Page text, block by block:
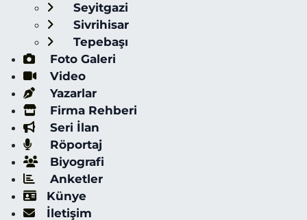
Seyitgazi
Sivrihisar
Tepebaşı
Foto Galeri
Video
Yazarlar
Firma Rehberi
Seri İlan
Röportaj
Biyografi
Anketler
Künye
İletişim